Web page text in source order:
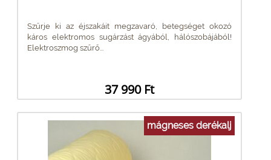
Szűrje ki az éjszakáit megzavaró, betegséget okozó
káros elektromos sugárzást ágyából, hálószobájából!
Elektroszmog szűrő...
37 990 Ft
mágneses derékalj